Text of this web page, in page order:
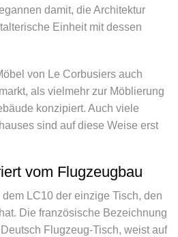
damit, die Architektur
Einheit mit dessen
von Le Corbusiers auch
als vielmehr zur Möblierung
konzipiert. Auch viele
sind auf diese Weise erst
vom Flugzeugbau
dem LC10 der einzige Tisch, den
Die französische Bezeichnung
Flugzeug-Tisch, weist auf